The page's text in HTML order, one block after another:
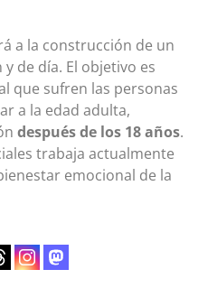
a la construcción de un
de día. El objetivo es
que sufren las personas
a la edad adulta,
después de los 18 años.
trabaja actualmente
emocional de la